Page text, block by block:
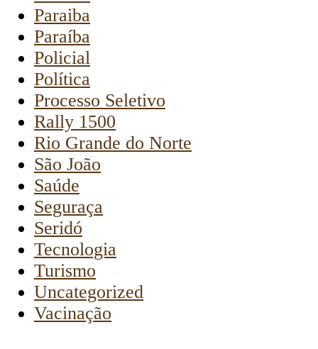
Paraiba
Paraíba
Policial
Política
Processo Seletivo
Rally 1500
Rio Grande do Norte
São João
Saúde
Seguraça
Seridó
Tecnologia
Turismo
Uncategorized
Vacinação